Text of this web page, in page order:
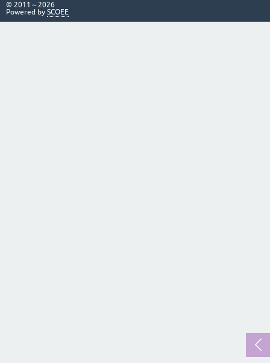
© 2011～2026
Powered by SCOEE